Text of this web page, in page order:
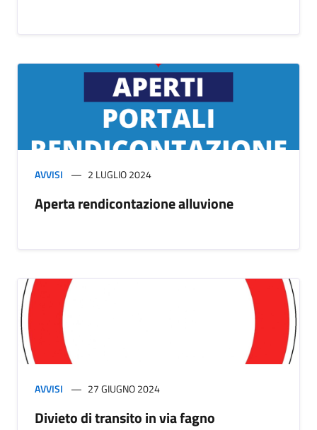
AVVISI 2 LUGLIO 2024
Aperta rendicontazione alluvione
AVVISI 27 GIUGNO 2024
Divieto di transito in via fagno